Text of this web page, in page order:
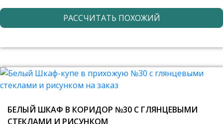
РАССЧИТАТЬ ПОХОЖИЙ
БЕЛЫЙ ШКАФ В КОРИДОР №30 С ГЛЯНЦЕВЫМИ
СТЕКЛАМИ И РИСУНКОМ